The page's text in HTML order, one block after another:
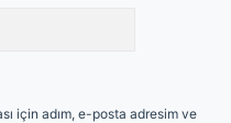
için adım, e-posta adresim ve